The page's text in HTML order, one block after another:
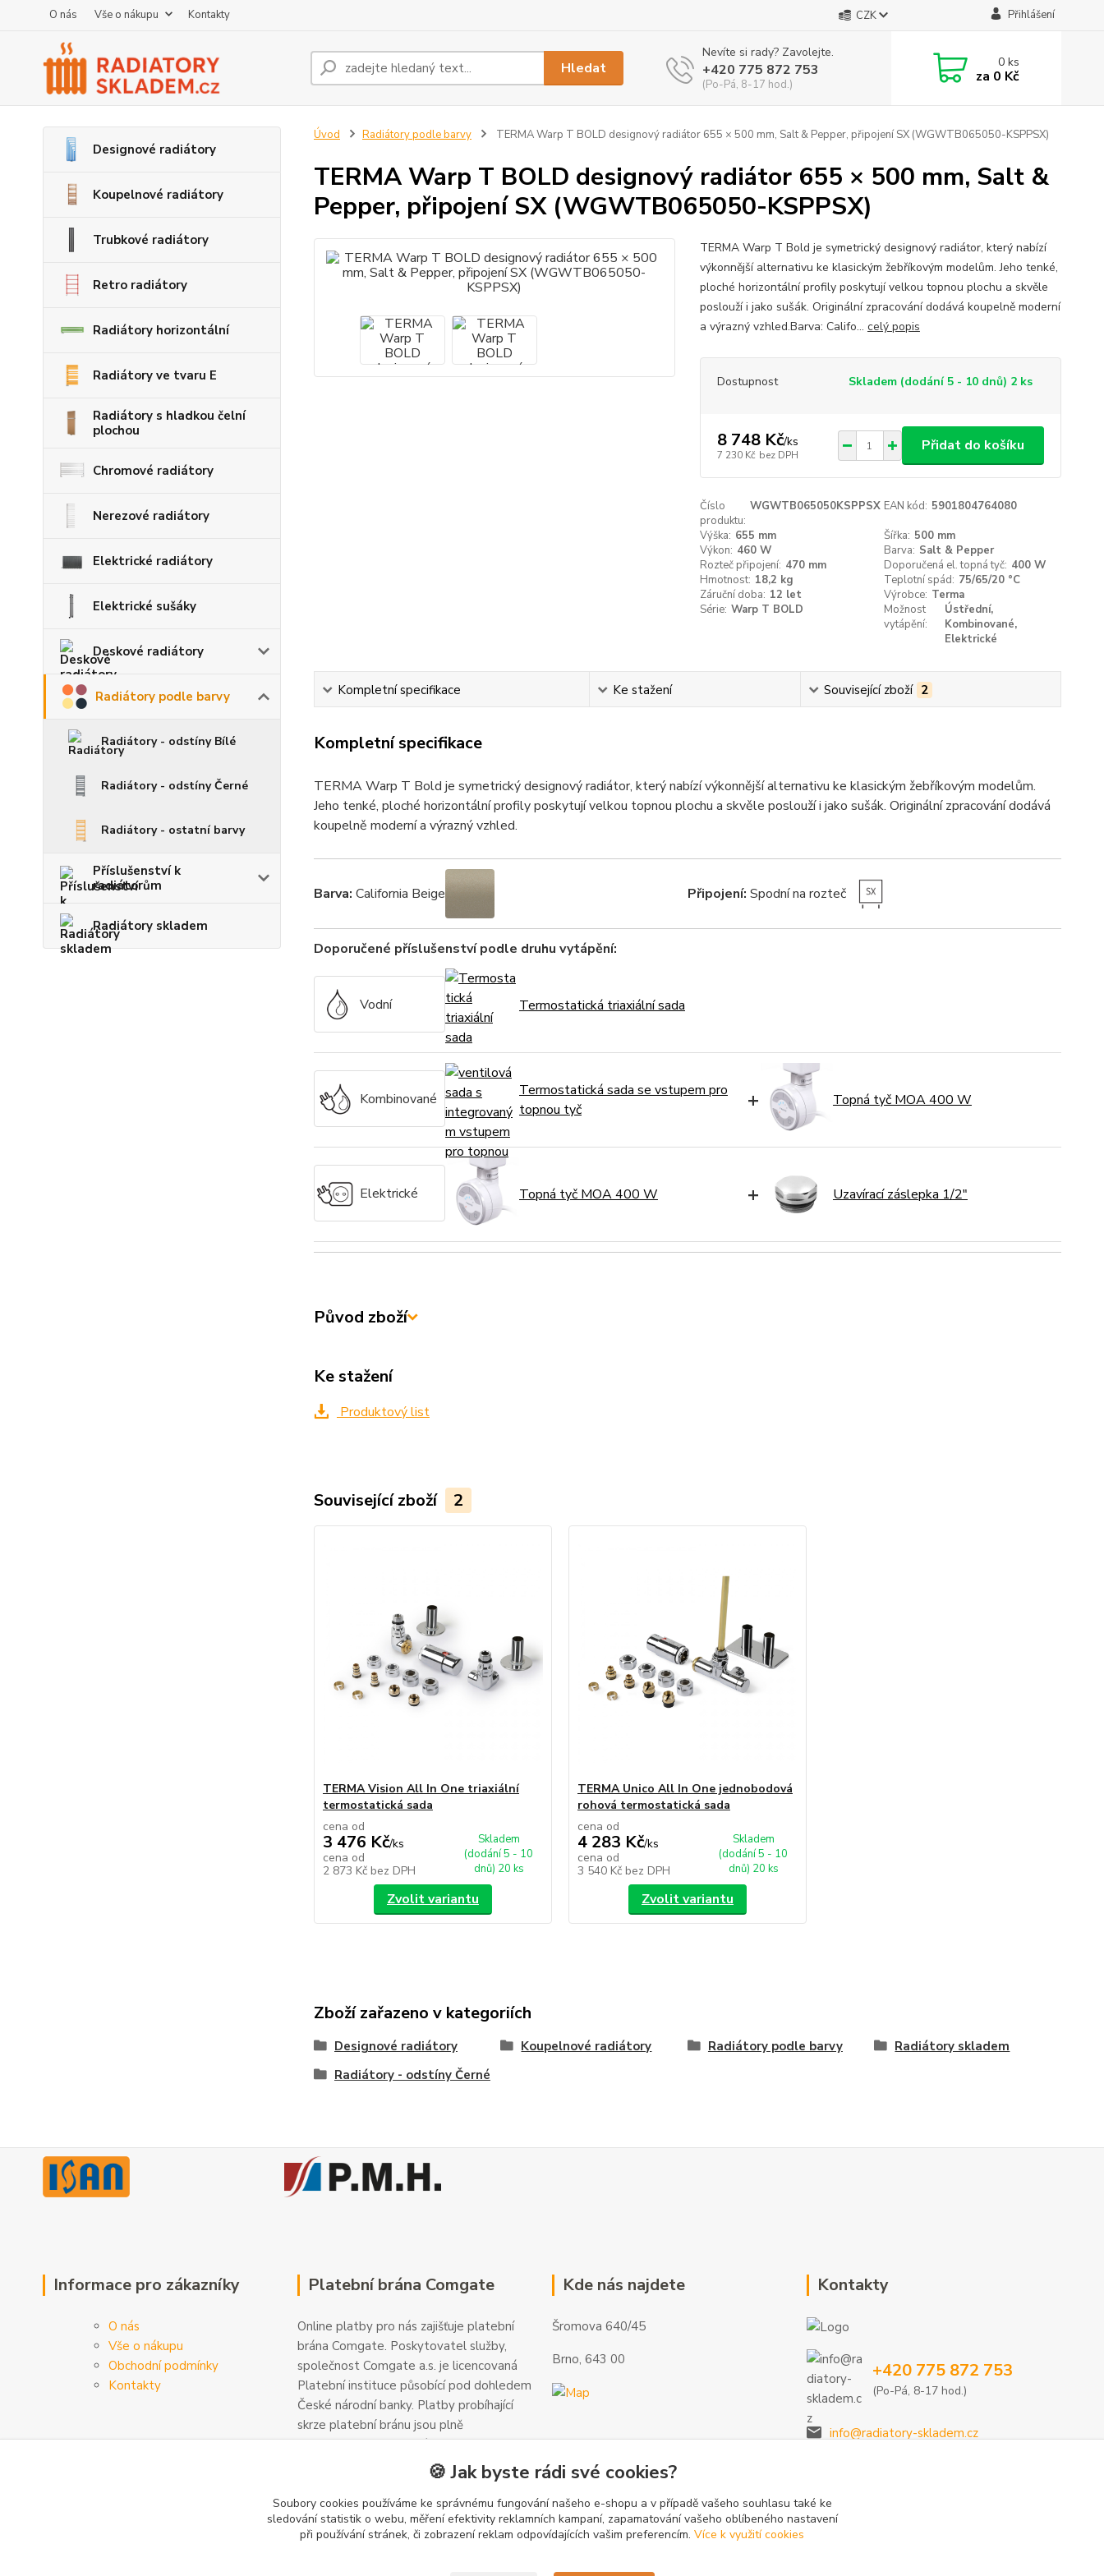
O nás Vše o nákupu Kontakty CZK Přihlášení
Hledat
Nevíte si rady? Zavolejte.
+420 775 872 753
(Po-Pá, 8-17 hod.)
0ks
za 0 Kč
Designové radiátory
Koupelnové radiátory
Trubkové radiátory
Retro radiátory
Radiátory horizontální
Radiátory ve tvaru E
Radiátory s hladkou čelní
plochou
Chromové radiátory
Nerezové radiátory
Elektrické radiátory
Elektrické sušáky
Deskové radiátory
Radiátory podle barvy
Radiátory - odstíny Bílé
Radiátory - odstíny Černé
Radiátory - ostatní barvy
Příslušenství k
radiátorům
Radiátory skladem
Úvod Radiátory podle barvy TERMA Warp T BOLD designový radiátor 655 × 500 mm, Salt & Pepper, připojení SX (WGWTB065050-KSPPSX)
TERMA Warp T BOLD designový radiátor 655 × 500 mm, Salt &
Pepper, připojení SX (WGWTB065050-KSPPSX)
TERMA Warp T Bold je symetrický designový radiátor, který nabízí
výkonnější alternativu ke klasickým žebříkovým modelům. Jeho tenké,
ploché horizontální profily poskytují velkou topnou plochu a skvěle
poslouží i jako sušák. Originální zpracování dodává koupelně moderní
a výrazný vzhled.Barva: Califo... celý popis
Dostupnost Skladem (dodání 5 - 10 dnů) 2 ks
8 748 Kč/ks
7 230 Kč bez DPH
Přidat do košíku
Číslo
produktu:
WGWTB065050KSPPSX EAN kód: 5901804764080
Výška: 655 mm Šířka: 500 mm
Výkon: 460 W Barva: Salt & Pepper
Rozteč připojení: 470 mm Doporučená el. topná tyč: 400 W
Hmotnost: 18,2 kg Teplotní spád: 75/65/20 °C
Záruční doba: 12 let Výrobce: Terma
Série: Warp T BOLD
Možnost
vytápění:
Ústřední,
Kombinované,
Elektrické
Kompletní specifikace Ke stažení Související zboží 2
Kompletní specifikace
TERMA Warp T Bold je symetrický designový radiátor, který nabízí výkonnější alternativu ke klasickým žebříkovým modelům.
Jeho tenké, ploché horizontální profily poskytují velkou topnou plochu a skvěle poslouží i jako sušák. Originální zpracování dodává
koupelně moderní a výrazný vzhled.
Barva: California Beige Připojení: Spodní na rozteč
Doporučené příslušenství podle druhu vytápění:
Vodní Termostatická triaxiální sada
Kombinované
Termostatická sada se vstupem pro
topnou tyč
+ Topná tyč MOA 400 W
Elektrické Topná tyč MOA 400 W + Uzavírací záslepka 1/2"
Původ zboží
Ke stažení
Produktový list
Související zboží 2
TERMA Vision All In One triaxiální
termostatická sada
cena od
3 476 Kč/ks
cena od
2 873 Kč bez DPH
Skladem
(dodání 5 - 10
dnů) 20 ks
Zvolit variantu
TERMA Unico All In One jednobodová
rohová termostatická sada
cena od
4 283 Kč/ks
cena od
3 540 Kč bez DPH
Skladem
(dodání 5 - 10
dnů) 20 ks
Zvolit variantu
Zboží zařazeno v kategoriích
Designové radiátory Koupelnové radiátory Radiátory podle barvy
Radiátory skladem
Radiátory - odstíny Černé
Informace pro zákazníky
O nás
Vše o nákupu
Obchodní podmínky
Kontakty
Platební brána Comgate
Online platby pro nás zajišťuje platební
brána Comgate. Poskytovatel služby,
společnost Comgate a.s. je licencovaná
Platební instituce působící pod dohledem
České národní banky. Platby probíhající
skrze platební bránu jsou plně
zabezpečeny a veškeré informace jsou
šifrovány. Další informace a kontakty
Kde nás najdete
Šromova 640/45
Brno, 643 00
Kontakty
+420 775 872 753
(Po-Pá, 8-17 hod.)
info@radiatory-skladem.cz
🍪 Jak byste rádi své cookies?
Soubory cookies používáme ke správnému fungování našeho e-shopu a v případě vašeho souhlasu také ke
sledování statistik o webu, měření efektivity reklamních kampaní, zapamatování vašeho oblíbeného nastavení
při používání stránek, či zobrazení reklam odpovídajících vašim preferencím. Více k využití cookies